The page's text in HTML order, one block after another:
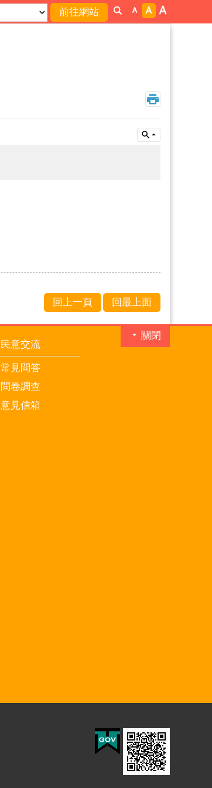
回上一頁 回最上面
關閉
民意交流
常見問答
問卷調查
意見信箱